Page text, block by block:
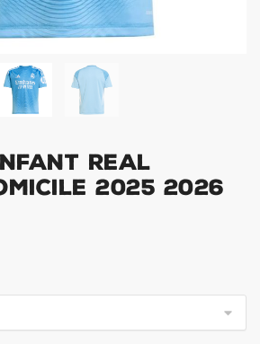
Real
2025 2026